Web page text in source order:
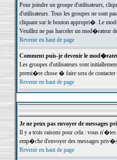
Pour joindre un groupe d'utilisateurs,
d'utilisateurs. Tous les groupes ne sont pas
cliquant sur le bouton appropri�. Le
Veuillez ne pas harceler un mod�rateur
Revenir en haut de page
Comment puis-je devenir le
Les groupes d'utilisateurs sont
premi�re chose � faire sera de
Revenir en haut de page
Je ne peux pas envoyer de messages
Il y a trois raisons pour cela : vous
emp�che d'envoyer des messages
Revenir en haut de page